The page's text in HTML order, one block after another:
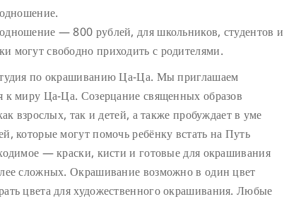
— 800 рублей, для школьников, студентов и
свободно приходить с родителями.
по окрашиванию Ца-Ца. Мы приглашаем
к миру Ца-Ца. Созерцание священных образов
взрослых, так и детей, а также пробуждает в уме
которые могут помочь ребёнку встать на Путь
— краски, кисти и готовые для окрашивания
сложных. Окрашивание возможно в один цвет
цвета для художественного окрашивания. Любые